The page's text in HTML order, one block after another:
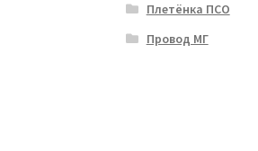
Плетёнка ПСО
Провод МГ